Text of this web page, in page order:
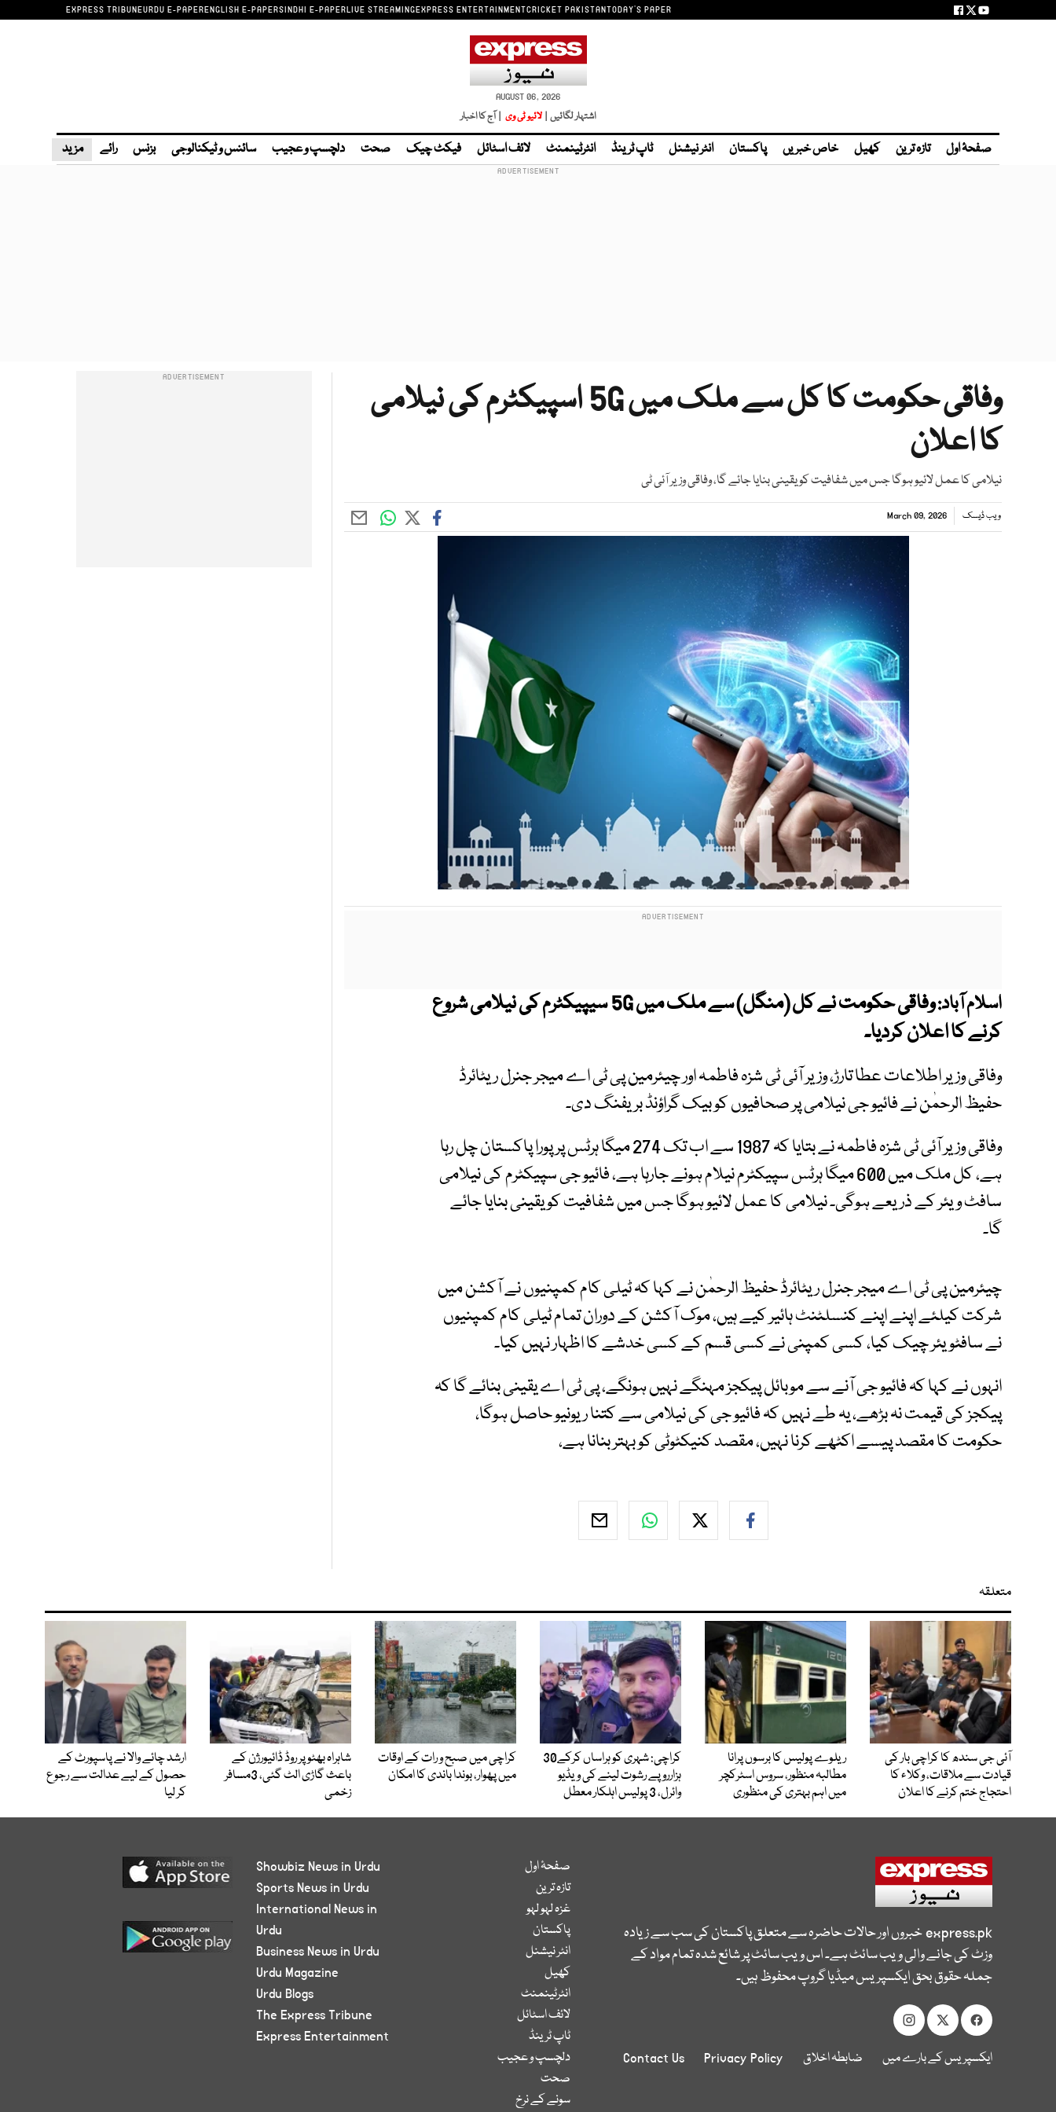
EXPRESS TRIBUNEURDU E-PAPERENGLISH E-PAPERSINDHI E-PAPERLIVE STREAMINGEXPRESS ENTERTAINMENTCRICKET PAKISTANTODAY'S PAPER
AUGUST 06, 2026
اشتہار لگائیں | لائیو ٹی وی | آج کا اخبار
صفحۂ اول تازہ ترین کھیل خاص خبریں پاکستان انٹر نیشنل ٹاپ ٹرینڈ انٹرٹینمنٹ لائف اسٹائل فیکٹ چیک صحت دلچسپ و عجیب سائنس و ٹیکنالوجی بزنس رائے مزید
وفاقی حکومت کا کل سے ملک میں 5G اسپیکٹرم کی نیلامی
کا اعلان
نیلامی کا عمل لائیو ہوگا جس میں شفافیت کو یقینی بنایا جائے گا، وفاقی وزیر آئی ٹی
ویب ڈیسک March 09, 2026
اسلام آباد:
وفاقی حکومت نے کل (منگل) سے ملک میں 5G سیپیکٹرم کی نیلامی شروع
کرنے کا اعلان کردیا۔
وفاقی وزیر اطلاعات عطا تارڑ، وزیر آئی ٹی شزہ فاطمہ اور چیئرمین پی ٹی اے میجر جنرل ریٹائرڈ
حفیظ الرحمٰن نے فائیو جی نیلامی پر صحافیوں کو بیک گراؤنڈ بریفنگ دی۔
وفاقی وزیر آئی ٹی شزہ فاطمہ نے بتایا کہ 1987 سے اب تک 274 میگا ہرٹس پر پورا پاکستان چل رہا
ہے، کل ملک میں 600 میگا ہرٹس سپیکٹرم نیلام ہونے جارہا ہے، فائیو جی سپیکٹرم کی نیلامی
سافٹ ویئر کے ذریعے ہوگی۔ نیلامی کا عمل لائیو ہوگا جس میں شفافیت کو یقینی بنایا جائے
گا۔
چیئرمین پی ٹی اے میجر جنرل ریٹائرڈ حفیظ الرحمٰن نے کہا کہ ٹیلی کام کمپنیوں نے آکشن میں
شرکت کیلئے اپنے اپنے کنسلٹنٹ ہائیر کیے ہیں، موک آکشن کے دوران تمام ٹیلی کام کمپنیوں
نے سافٹویئر چیک کیا، کسی کمپنی نے کسی قسم کے کسی خدشے کا اظہار نہیں کیا۔
انہوں نے کہا کہ فائیو جی آنے سے موبائل پیکجز مہنگے نہیں ہونگے، پی ٹی اے یقینی بنائے گا کہ
پیکجز کی قیمت نہ بڑھے، یہ طے نہیں کہ فائیو جی کی نیلامی سے کتنا ریونیو حاصل ہوگا،
حکومت کا مقصد پیسے اکٹھے کرنا نہیں، مقصد کنیکٹوٹی کو بہتر بنانا ہے،
متعلقہ
آئی جی سندھ کا کراچی بار کی
قیادت سے ملاقات، وکلاء کا
احتجاج ختم کرنے کا اعلان
ریلوے پولیس کا برسوں پرانا
مطالبہ منظور، سروس اسٹرکچر
میں اہم بہتری کی منظوری
کراچی: شہری کو ہراساں کرکے30
ہزارروپے رشوت لینے کی ویڈیو
وائرل، 3 پولیس اہلکار معطل
کراچی میں صبح و رات کے اوقات
میں پھوار، بوندا باندی کا امکان
شاہراہ بھٹو پر روڈ ڈائیورژن کے
باعث گاڑی الٹ گئی، 3مسافر
زخمی
ارشد چائے والا نے پاسپورٹ کے
حصول کے لیے عدالت سے رجوع
کر لیا
express.pkخبروں اور حالات حاضرہ سے متعلق پاکستان کی سب سے زیادہ
وزٹ کی جانے والی ویب سائٹ ہے۔ اس ویب سائٹ پر شائع شدہ تمام مواد کے
جملہ حقوق بحق ایکسپریس میڈیا گروپ محفوظ ہیں۔
ایکسپریس کے بارے میں ضابطہ اخلاق Privacy Policy
Contact Us
صفحۂ اول
تازہ ترین
غزہ لہو لہو
پاکستان
انٹر نیشنل
کھیل
انٹرٹینمنٹ
لائف اسٹائل
ٹاپ ٹرینڈ
دلچسپ و عجیب
صحت
سونے کے نرخ
Showbiz News in Urdu
Sports News in Urdu
International News in
Urdu
Business News in Urdu
Urdu Magazine
Urdu Blogs
The Express Tribune
Express Entertainment